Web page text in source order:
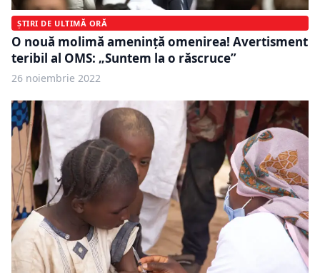
ȘTIRI DE ULTIMĂ ORĂ
O nouă molimă amenință omenirea! Avertisment
teribil al OMS: „Suntem la o răscruce”
26 noiembrie 2022